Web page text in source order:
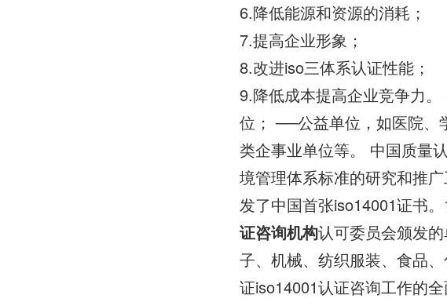
6.降低能源和资源的消耗；
7.提高企业形象；
8.改进iso三体系认证性能；
9.降低成本提高企业竞争力
位； ──公益单位，如医院
类企事业单位等。 中国质量
境管理体系标准的研究和推
发了中国首张iso14001证书
证咨询机构认可委员会颁发
子、机械、纺织服装、食品
证iso14001认证咨询工作的